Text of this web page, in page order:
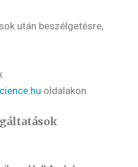
után beszélgetésre,
oldalakon.